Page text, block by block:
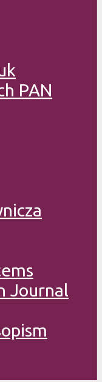
PAN
Journal